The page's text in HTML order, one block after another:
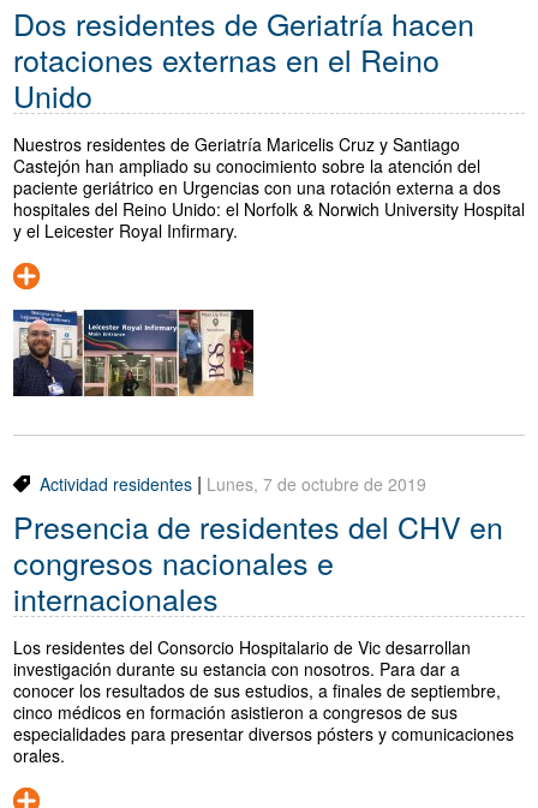
Dos residentes de Geriatría hacen
rotaciones externas en el Reino
Unido
Nuestros residentes de Geriatría Maricelis Cruz y Santiago
Castejón han ampliado su conocimiento sobre la atención del
paciente geriátrico en Urgencias con una rotación externa a dos
hospitales del Reino Unido: el Norfolk & Norwich University Hospital
y el Leicester Royal Infirmary.
Actividad residentes| Lunes, 7 de octubre de 2019
Presencia de residentes del CHV en
congresos nacionales e
internacionales
Los residentes del Consorcio Hospitalario de Vic desarrollan
investigación durante su estancia con nosotros. Para dar a
conocer los resultados de sus estudios, a finales de septiembre,
cinco médicos en formación asistieron a congresos de sus
especialidades para presentar diversos pósters y comunicaciones
orales.